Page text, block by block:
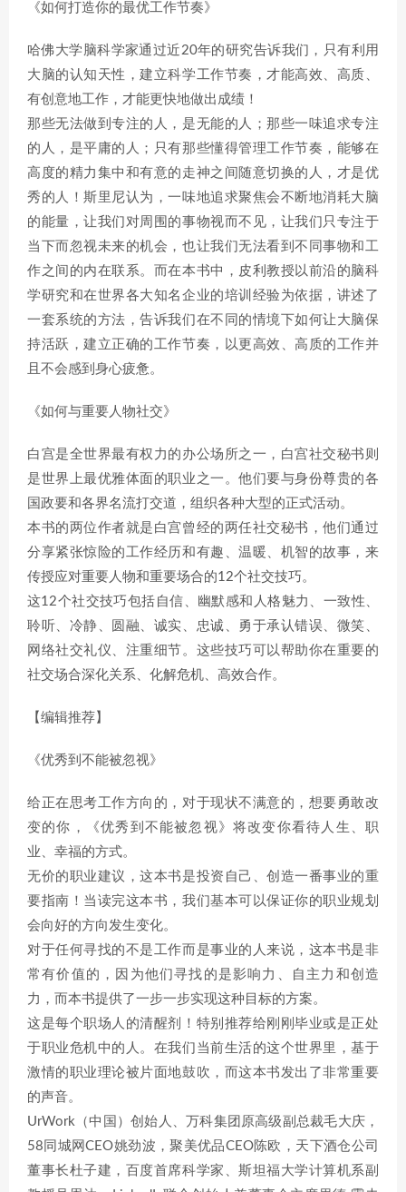
《如何打造你的最优工作节奏》
哈佛大学脑科学家通过近20年的研究告诉我们，只有利用
大脑的认知天性，建立科学工作节奏，才能高效、高质、
有创意地工作，才能更快地做出成绩！
那些无法做到专注的人，是无能的人；那些一味追求专注
的人，是平庸的人；只有那些懂得管理工作节奏，能够在
高度的精力集中和有意的走神之间随意切换的人，才是优
秀的人！斯里尼认为，一味地追求聚焦会不断地消耗大脑
的能量，让我们对周围的事物视而不见，让我们只专注于
当下而忽视未来的机会，也让我们无法看到不同事物和工
作之间的内在联系。而在本书中，皮利教授以前沿的脑科
学研究和在世界各大知名企业的培训经验为依据，讲述了
一套系统的方法，告诉我们在不同的情境下如何让大脑保
持活跃，建立正确的工作节奏，以更高效、高质的工作并
且不会感到身心疲惫。
《如何与重要人物社交》
白宫是全世界最有权力的办公场所之一，白宫社交秘书则
是世界上最优雅体面的职业之一。他们要与身份尊贵的各
国政要和各界名流打交道，组织各种大型的正式活动。
本书的两位作者就是白宫曾经的两任社交秘书，他们通过
分享紧张惊险的工作经历和有趣、温暖、机智的故事，来
传授应对重要人物和重要场合的12个社交技巧。
这12个社交技巧包括自信、幽默感和人格魅力、一致性、
聆听、冷静、圆融、诚实、忠诚、勇于承认错误、微笑、
网络社交礼仪、注重细节。这些技巧可以帮助你在重要的
社交场合深化关系、化解危机、高效合作。
【编辑推荐】
《优秀到不能被忽视》
给正在思考工作方向的，对于现状不满意的，想要勇敢改
变的你，《优秀到不能被忽视》将改变你看待人生、职
业、幸福的方式。
无价的职业建议，这本书是投资自己、创造一番事业的重
要指南！当读完这本书，我们基本可以保证你的职业规划
会向好的方向发生变化。
对于任何寻找的不是工作而是事业的人来说，这本书是非
常有价值的，因为他们寻找的是影响力、自主力和创造
力，而本书提供了一步一步实现这种目标的方案。
这是每个职场人的清醒剂！特别推荐给刚刚毕业或是正处
于职业危机中的人。在我们当前生活的这个世界里，基于
激情的职业理论被片面地鼓吹，而这本书发出了非常重要
的声音。
UrWork（中国）创始人、万科集团原高级副总裁毛大庆，
58同城网CEO姚劲波，聚美优品CEO陈欧，天下酒仓公司
董事长杜子建，百度首席科学家、斯坦福大学计算机系副